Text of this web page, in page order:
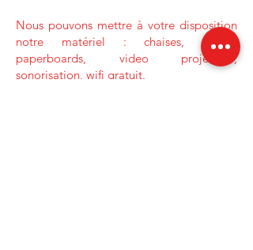
Nous pouvons mettre à votre disposition
notre matériel : chaises, tables,
paperboards, video projecteur,
sonorisation, wifi gratuit.